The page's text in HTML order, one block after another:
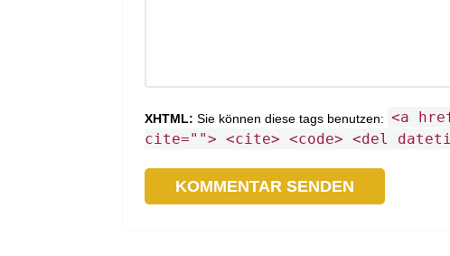
XHTML: Sie können diese tags benutzen:
<a
cite=""> <cite> <code> <del